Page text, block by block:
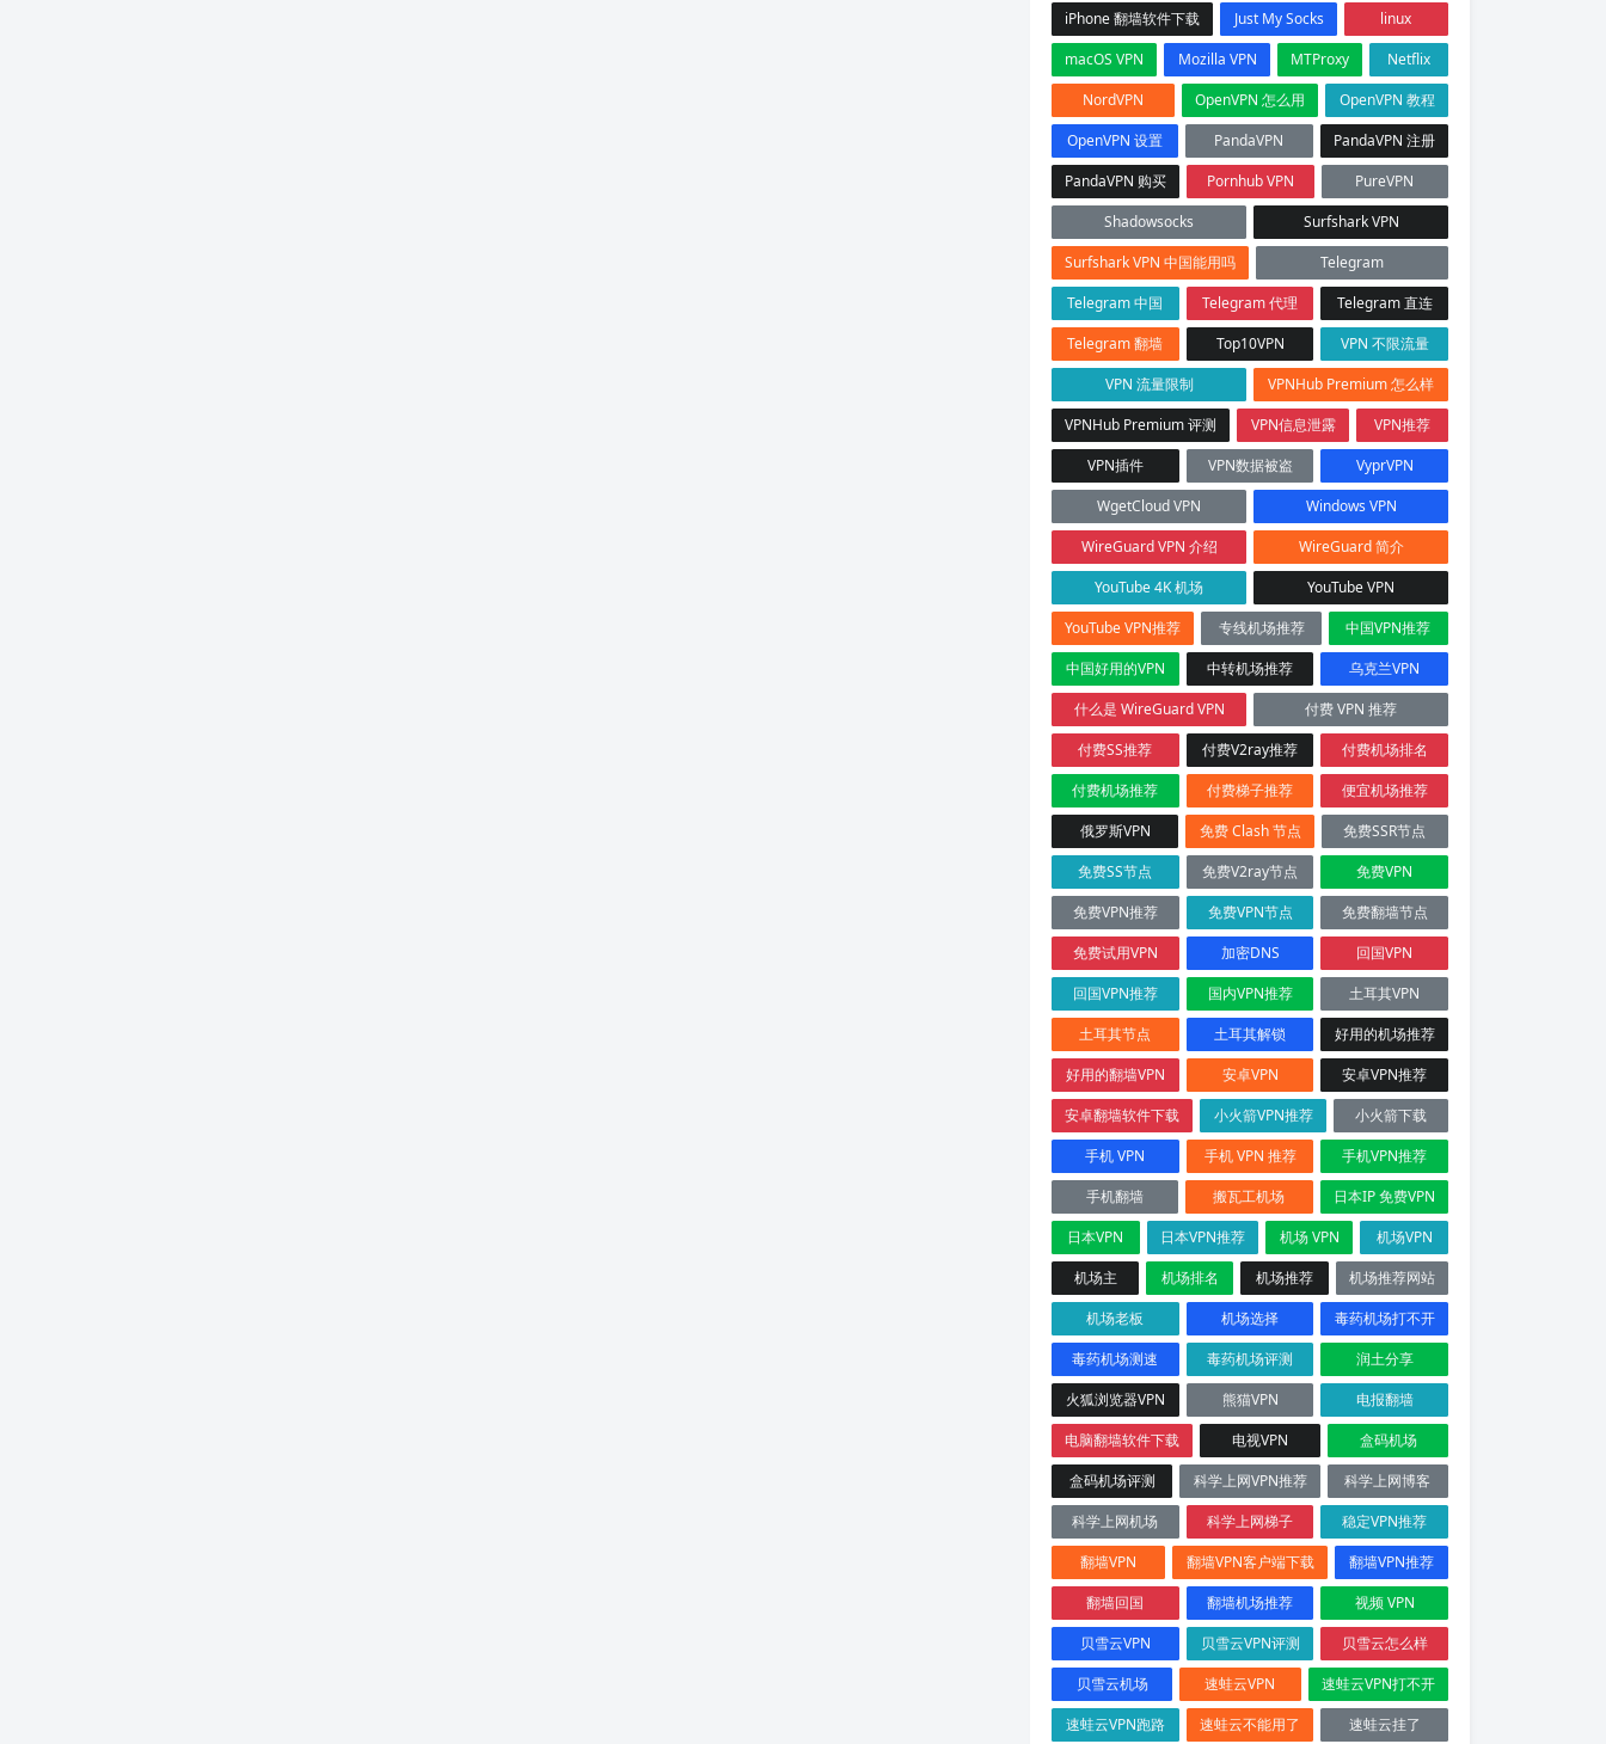
iPhone 翻墙软件下载
Just My Socks
linux
macOS VPN
Mozilla VPN MTProxy
Netflix
NordVPN
OpenVPN 怎么用
OpenVPN 教程
OpenVPN 设置
PandaVPN
PandaVPN 注册
PandaVPN 购买
Pornhub VPN
PureVPN
Shadowsocks
Surfshark VPN
Surfshark VPN 中国能用吗
Telegram
Telegram 中国
Telegram 代理
Telegram 直连
Telegram 翻墙
Top10VPN
VPN 不限流量
VPN 流量限制
VPNHub Premium 怎么样
VPNHub Premium 评测
VPN信息泄露
VPN推荐
VPN插件
VPN数据被盗
VyprVPN
WgetCloud VPN
Windows VPN
WireGuard VPN 介绍
WireGuard 简介
YouTube 4K 机场
YouTube VPN
YouTube VPN推荐
专线机场推荐
中国VPN推荐
中国好用的VPN
中转机场推荐
乌克兰VPN
什么是 WireGuard VPN
付费 VPN 推荐
付费SS推荐
付费V2ray推荐
付费机场排名
付费机场推荐
付费梯子推荐
便宜机场推荐
俄罗斯VPN
免费 Clash 节点
免费SSR节点
免费SS节点
免费V2ray节点
免费VPN
免费VPN推荐
免费VPN节点
免费翻墙节点
免费试用VPN
加密DNS
回国VPN
回国VPN推荐
国内VPN推荐
土耳其VPN
土耳其节点
土耳其解锁
好用的机场推荐
好用的翻墙VPN
安卓VPN
安卓VPN推荐
安卓翻墙软件下载
小火箭VPN推荐
小火箭下载
手机 VPN
手机 VPN 推荐
手机VPN推荐
手机翻墙
搬瓦工机场
日本IP 免费VPN
日本VPN
日本VPN推荐 机场 VPN
机场VPN
机场主
机场排名 机场推荐
机场推荐网站
机场老板
机场选择
毒药机场打不开
毒药机场测速
毒药机场评测
润土分享
火狐浏览器VPN
熊猫VPN
电报翻墙
电脑翻墙软件下载
电视VPN
盒码机场
盒码机场评测
科学上网VPN推荐
科学上网博客
科学上网机场
科学上网梯子
稳定VPN推荐
翻墙VPN
翻墙VPN客户端下载
翻墙VPN推荐
翻墙回国
翻墙机场推荐
视频 VPN
贝雪云VPN
贝雪云VPN评测
贝雪云怎么样
贝雪云机场
速蛙云VPN
速蛙云VPN打不开
速蛙云VPN跑路
速蛙云不能用了 速蛙云挂了